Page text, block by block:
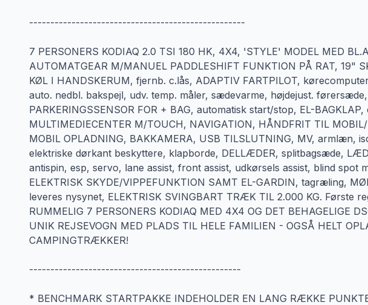
---------------------------------------------------
7 PERSONERS KODIAQ 2.0 TSI 180 HK, 4X4, 'STYLE' MODEL MED
AUTOMATGEAR M/MANUEL PADDLESHIFT FUNKTION PÅ RAT, 19"
KØL I HANDSKERUM, fjernb. c.lås, ADAPTIV FARTPILOT,
auto. nedbl. bakspejl, udv. temp. måler, sædevarme, højdejust.
PARKERINGSSENSOR FOR + BAG, automatisk start/stop, EL-
MULTIMEDIECENTER M/TOUCH, NAVIGATION, HÅNDFRIT TIL
MOBIL OPLADNING, BAKKAMERA, USB TILSLUTNING, MV, armlæn,
elektriske dørkant beskyttere, klapborde, DELLÆDER, splitbagsæde,
antispin, esp, servo, lane assist, front assist, udkørsels assist, blind spot
ELEKTRISK SKYDE/VIPPEFUNKTION SAMT EL-GARDIN, tagræling,
leveres nysynet, ELEKTRISK SVINGBART TRÆK TIL 2.000 KG. Første
RUMMELIG 7 PERSONERS KODIAQ MED 4X4 OG DET BEHAGELIGE
UNIK REJSEVOGN MED PLADS TIL HELE FAMILIEN - OGSÅ HELT
CAMPINGTRÆKKER!
--------------------------------------------------
* BENCHMARK STARTPAKKE INDEHOLDER EN LANG RÆKKE